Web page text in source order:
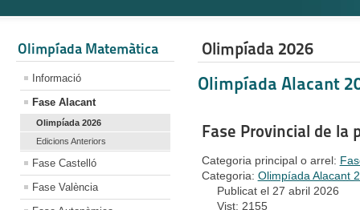
Olimpíada Matemàtica
Informació
Fase Alacant
Olimpíada 2026
Edicions Anteriors
Fase Castelló
Fase València
Olimpíada 2026
Olimpíada Alacant
Fase Provincial de la
Categoria principal o arrel:
Categoria: Olimpíada Alacant
Publicat el 27 abril 2026
Vist: 2155